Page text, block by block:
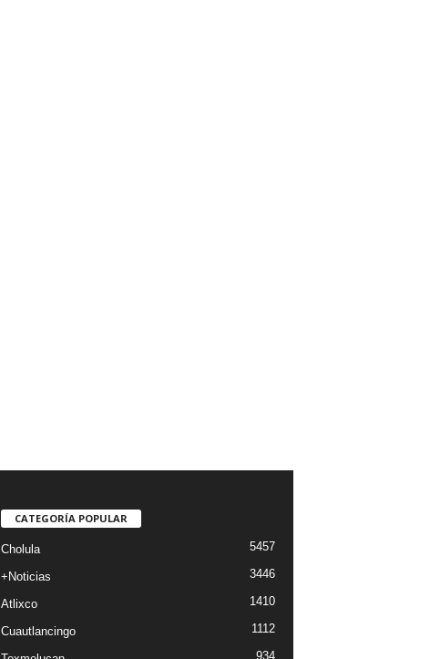
CATEGORÍA POPULAR
Cholula 5457
+Noticias 3446
Atlixco 1410
Cuautlancingo 1112
934